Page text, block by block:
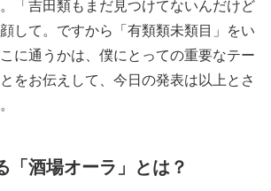
「吉田類もまだ見つけてないんだけど
して。ですから「有類類未類目」をい
に通うかは、僕にとっての重要なテー
をお伝えして、今日の発表は以上とさ
「酒場オーラ」とは？